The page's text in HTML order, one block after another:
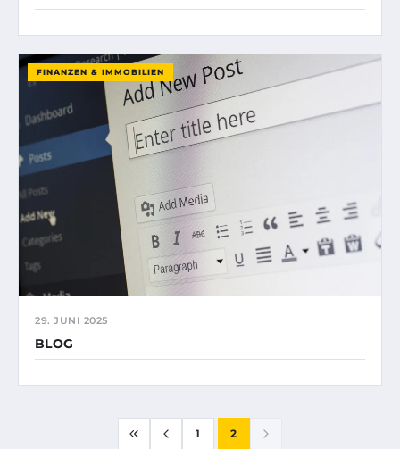
FINANZEN & IMMOBILIEN
29. JUNI 2025
BLOG
1 2